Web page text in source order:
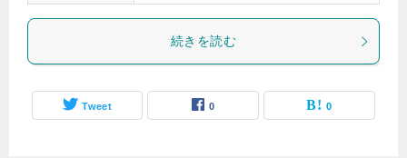
続きを読む
Tweet 0 0